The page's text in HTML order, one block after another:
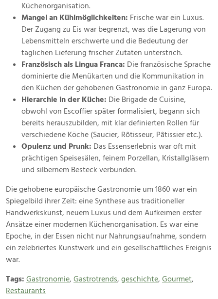
Küchenorganisation.
Mangel an Kühlmöglichkeiten: Frische war ein Luxus.
Der Zugang zu Eis war begrenzt, was die Lagerung von
Lebensmitteln erschwerte und die Bedeutung der
täglichen Lieferung frischer Zutaten unterstrich.
Französisch als Lingua Franca: Die französische Sprache
dominierte die Menükarten und die Kommunikation in
den Küchen der gehobenen Gastronomie in ganz Europa.
Hierarchie in der Küche: Die Brigade de Cuisine,
obwohl von Escoffier später formalisiert, begann sich
bereits herauszubilden, mit klar definierten Rollen für
verschiedene Köche (Saucier, Rôtisseur, Pâtissier etc.).
Opulenz und Prunk: Das Essenserlebnis war oft mit
prächtigen Speisesälen, feinem Porzellan, Kristallgläsern
und silbernem Besteck verbunden.
Die gehobene europäische Gastronomie um 1860 war ein
Spiegelbild ihrer Zeit: eine Synthese aus traditioneller
Handwerkskunst, neuem Luxus und dem Aufkeimen erster
Ansätze einer modernen Küchenorganisation. Es war eine
Epoche, in der Essen nicht nur Nahrungsaufnahme, sondern
ein zelebriertes Kunstwerk und ein gesellschaftliches Ereignis
war.
Tags: Gastronomie, Gastrotrends, geschichte, Gourmet,
Restaurants